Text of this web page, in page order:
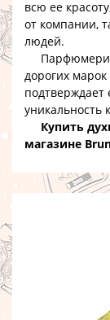
всю ее
от компании,
людей.
Парфюмерия
дорогих
подтверждает
уникальность
Купить
магазине